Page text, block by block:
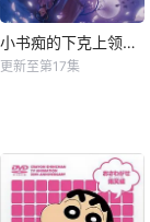
小书痴的下克上领主的养女
更新至第17集